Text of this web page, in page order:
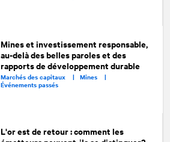
Mines et investissement responsable,
au-delà des belles paroles et des
rapports de développement durable
Marchés des capitaux |Mines |
Événements passés
L'or est de retour : comment les